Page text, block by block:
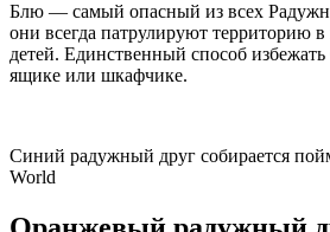
Блю — самый опасный из всех
они всегда патрулируют территорию
детей. Единственный способ
ящике или шкафчике.
Синий радужный друг собирается
World